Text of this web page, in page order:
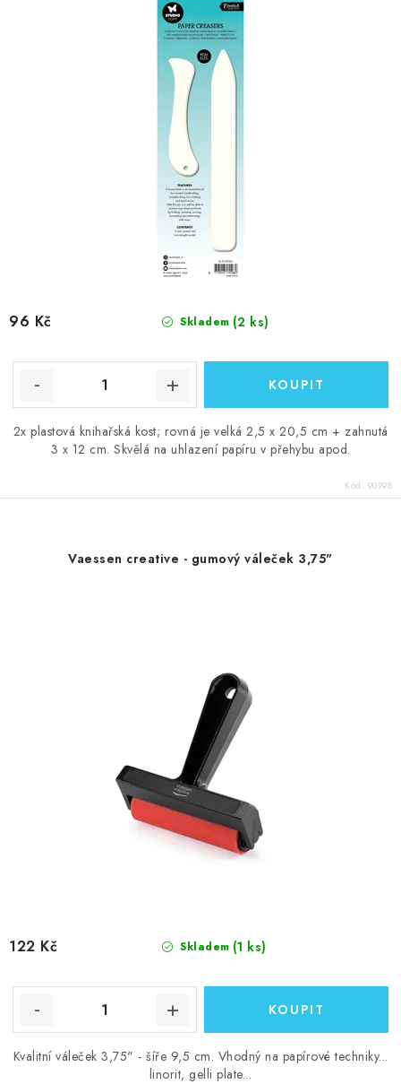
Skladem (2 ks)
96 Kč
2x plastová knihařská kost; rovná je velká 2,5 x 20,5 cm + zahnutá
3 x 12 cm. Skvělá na uhlazení papíru v přehybu apod.
Kód: 90998
Vaessen creative - gumový váleček 3,75"
Skladem (1 ks)
122 Kč
Kvalitní váleček 3,75" - šíře 9,5 cm. Vhodný na papírové techniky...
linorit, gelli plate...